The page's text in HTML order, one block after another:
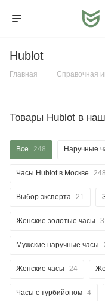
Hublot
Главная — Справочная
Товары Hublot в
Все 248 Наручные
Часы Hublot в Москве 248
Выбор эксперта 21
Женские золотые часы 3
Мужские наручные часы
Женские часы 24
Часы с турбийоном 4